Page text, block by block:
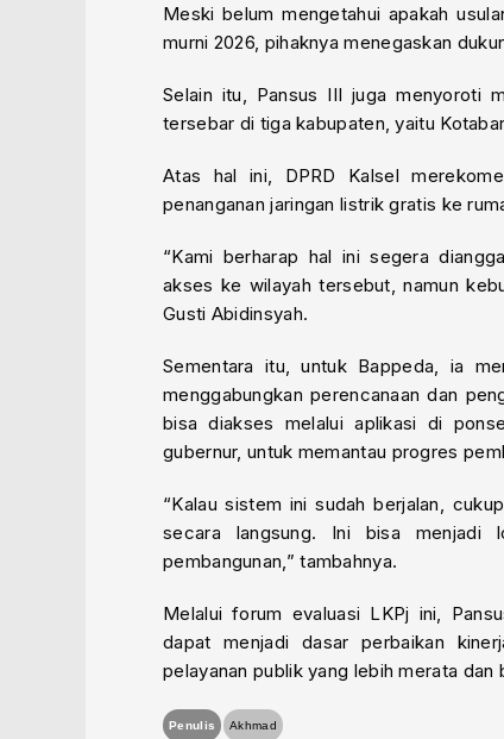
Meski belum mengetahui apakah
murni 2026, pihaknya menegaskan
Selain itu, Pansus III juga menyoroti
tersebar di tiga kabupaten, yaitu
Atas hal ini, DPRD Kalsel
penanganan jaringan listrik gratis ke
“Kami berharap hal ini segera
akses ke wilayah tersebut, namun
Gusti Abidinsyah.
Sementara itu, untuk Bappeda, ia
menggabungkan perencanaan dan
bisa diakses melalui aplikasi di
gubernur, untuk memantau progres
“Kalau sistem ini sudah berjalan,
secara langsung. Ini bisa menjadi
pembangunan,” tambahnya.
Melalui forum evaluasi LKPj ini,
dapat menjadi dasar perbaikan
pelayanan publik yang lebih merata dan
Penulis Akhmad